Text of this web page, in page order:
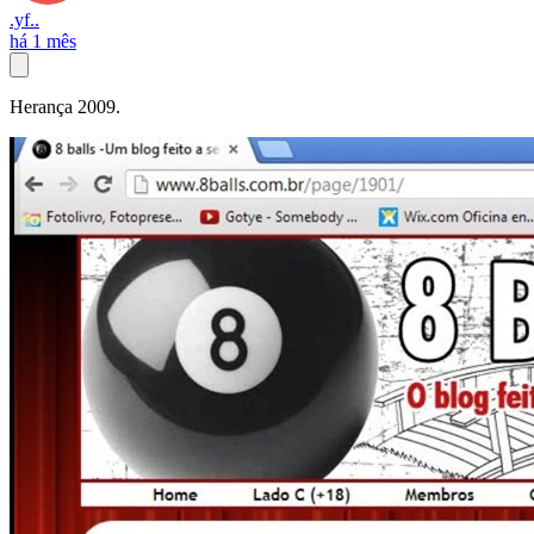
.yf..
há 1 mês
Herança 2009.